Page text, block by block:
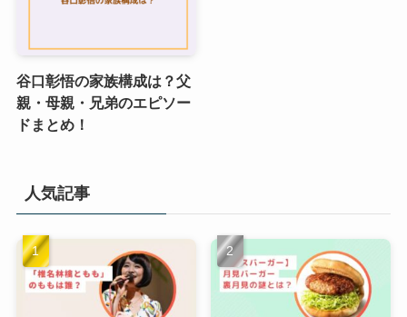
谷口彰悟の家族構成は？父
親・母親・兄弟のエピソー
ドまとめ！
人気記事